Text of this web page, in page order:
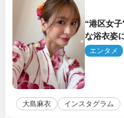
“港区女
な浴衣姿
エンタメ
大島麻衣 インスタグラム